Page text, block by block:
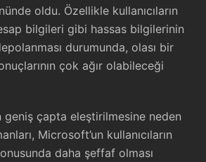
oldu. Özellikle kullanıcıların
bilgileri gibi hassas bilgilerinin
durumunda, olası bir
çok ağır olabileceği
geniş çapta eleştirilmesine neden
Microsoft’un kullanıcıların
daha şeffaf olması